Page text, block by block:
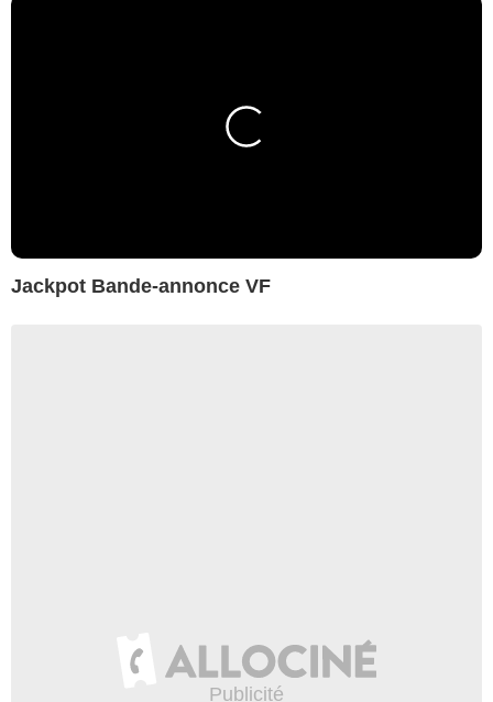
Jackpot Bande-annonce VF